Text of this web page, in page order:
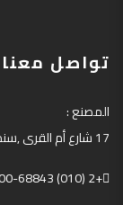
تواصل معنا
المصنع:
17شارع أم القرى,
+2 (010) 000-68843